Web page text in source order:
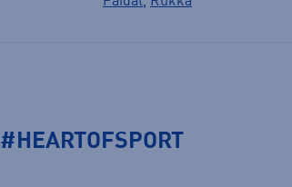
#HEARTOFSPORT